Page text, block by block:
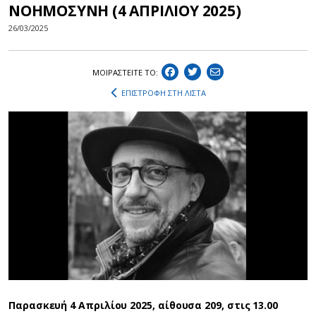
ΝΟΗΜΟΣΥΝΗ (4 ΑΠΡΙΛΙΟΥ 2025)
26/03/2025
ΜΟΙΡΑΣΤEIΤΕ ΤΟ:
ΕΠΙΣΤΡΟΦΗ ΣΤΗ ΛΙΣΤΑ
Παρασκευή 4 Απριλίου 2025, αίθουσα 209, στις 13.00